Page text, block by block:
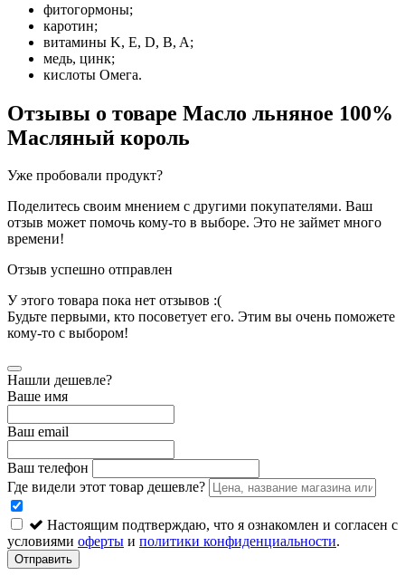
фитогормоны;
каротин;
витамины K, E, D, B, A;
медь, цинк;
кислоты Омега.
Отзывы о товаре Масло льняное 100%
Масляный король
Уже пробовали продукт?
Поделитесь своим мнением с другими покупателями. Ваш
отзыв может помочь кому-то в выборе. Это не займет много
времени!
Отзыв успешно отправлен
У этого товара пока нет отзывов :(
Будьте первыми, кто посоветует его. Этим вы очень поможете
кому-то с выбором!
Нашли дешевле?
Ваше имя
Ваш email
Ваш телефон
Где видели этот товар дешевле?
Настоящим подтверждаю, что я ознакомлен и согласен с
условиями оферты и политики конфиденциальности.
Отправить